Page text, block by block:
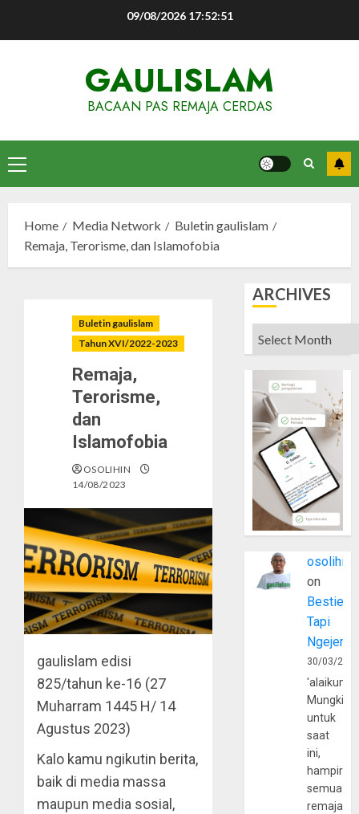
09/08/2026 17:52:52
GAULISLAM
BACAAN PAS REMAJA CERDAS
Primary
Menu
Home Media Network
Buletin gaulislam
Remaja, Terorisme, dan Islamofobia
Buletin gaulislam
Tahun XVI/2022-2023
Remaja,
Terorisme,
dan
Islamofobia
OSOLIHIN
14/08/2023
gaulislam edisi
825/tahun ke-16 (27
Muharram 1445 H/ 14
Agustus 2023)
Kalo kamu ngikutin berita,
baik di media massa
maupun media sosial,
ARCHIVES
Archives
osolihin
on
Bestie
Tapi
30/03/
Mungkin
untuk
saat
ini,
hampir
semua
remaja